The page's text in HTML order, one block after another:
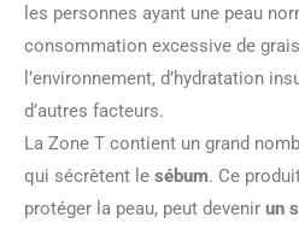
les personnes ayant une peau
consommation excessive de
l’environnement, d’hydratation
d’autres facteurs.
La Zone T contient un grand
qui sécrètent le sébum. Ce
protéger la peau, peut devenir un